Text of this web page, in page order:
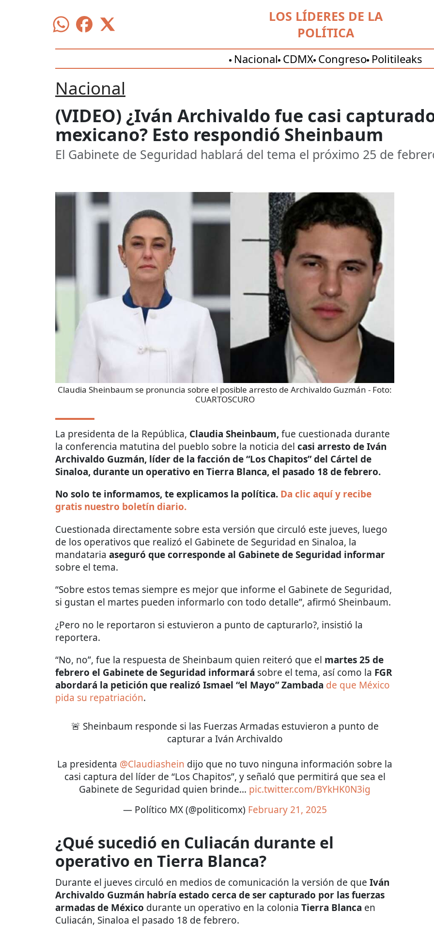
LOS LÍDERES DE LA
POLÍTICA
Nacional CDMX Congreso Politileaks
Nacional
(VIDEO) ¿Iván Archivaldo fue casi
mexicano? Esto respondió Sheinbaum
El Gabinete de Seguridad hablará del tema el próximo 25 de
Claudia Sheinbaum se pronuncia sobre el posible arresto de Archivaldo Guzmán - Foto:
CUARTOSCURO
La presidenta de la República, Claudia Sheinbaum,fue cuestionada durante
la conferencia matutina del pueblo sobre la noticia del casi arresto de Iván
Archivaldo Guzmán, líder de la facción de “Los Chapitos” del Cártel de
Sinaloa, durante un operativo en Tierra Blanca, el pasado 18 de febrero.
No solo te informamos, te explicamos la política. Da clic aquí y recibe
gratis nuestro boletín diario.
Cuestionada directamente sobre esta versión que circuló este jueves, luego
de los operativos que realizó el Gabinete de Seguridad en Sinaloa, la
mandataria aseguró que corresponde al Gabinete de Seguridad informar
sobre el tema.
“Sobre estos temas siempre es mejor que informe el Gabinete de Seguridad,
si gustan el martes pueden informarlo con todo detalle”, afirmó Sheinbaum.
¿Pero no le reportaron si estuvieron a punto de capturarlo?, insistió la
reportera.
“No, no”, fue la respuesta de Sheinbaum quien reiteró que el martes 25 de
febrero el Gabinete de Seguridad informará sobre el tema, así como la FGR
abordará la petición que realizó Ismael “el Mayo” Zambada de que México
pida su repatriación.
🚨 Sheinbaum responde si las Fuerzas Armadas estuvieron a punto de
capturar a Iván Archivaldo
La presidenta @Claudiashein dijo que no tuvo ninguna información sobre la
casi captura del líder de “Los Chapitos”, y señaló que permitirá que sea el
Gabinete de Seguridad quien brinde… pic.twitter.com/BYkHK0N3ig
— Político MX (@politicomx) February 21, 2025
¿Qué sucedió en Culiacán durante el
operativo en Tierra Blanca?
Durante el jueves circuló en medios de comunicación la versión de que Iván
Archivaldo Guzmán habría estado cerca de ser capturado por las fuerzas
armadas de México durante un operativo en la colonia Tierra Blanca en
Culiacán, Sinaloa el pasado 18 de febrero.